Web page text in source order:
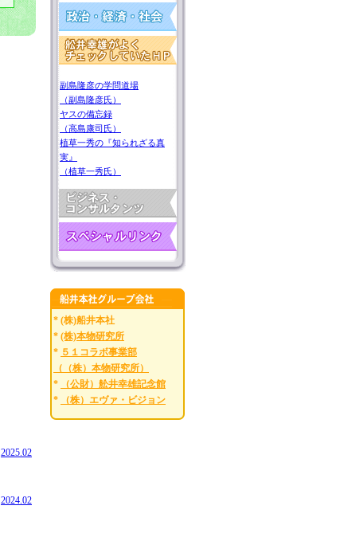
2025.02
2024.02
副島隆彦の学問道場
（副島隆彦氏）
ヤスの備忘録
（高島康司氏）
植草一秀の『知られざる真
実』
（植草一秀氏）
* (株)船井本社
* (株)本物研究所
* ５１コラボ事業部
（（株）本物研究所）
*
（公財）舩井幸雄記念館
*
（株）エヴァ・ビジョン